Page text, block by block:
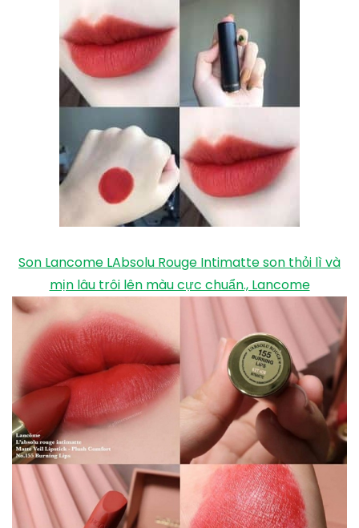
Son Lancome LAbsolu Rouge Intimatte son thỏi lì và
mịn lâu trôi lên màu cực chuẩn., Lancome